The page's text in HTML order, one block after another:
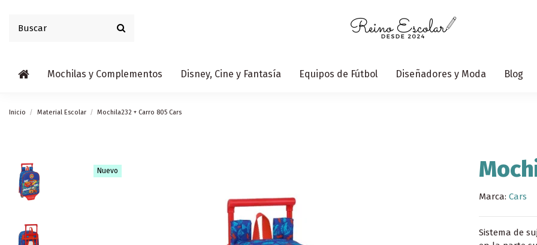
Mochilas y Complementos Disney, Cine y Fantasía Equipos de Fútbol Diseñadores y Moda Blog
Inicio Material Escolar Mochila232 + Carro 805 Cars
Nuevo
Marca: Cars
Sistema de